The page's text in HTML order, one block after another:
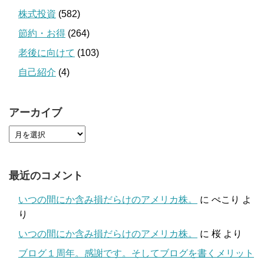
株式投資 (582)
節約・お得 (264)
老後に向けて (103)
自己紹介 (4)
アーカイブ
最近のコメント
いつの間にか含み損だらけのアメリカ株。 に ぺこり よ
り
いつの間にか含み損だらけのアメリカ株。
に 桜 より
ブログ１周年。感謝です。そしてブログを書くメリット